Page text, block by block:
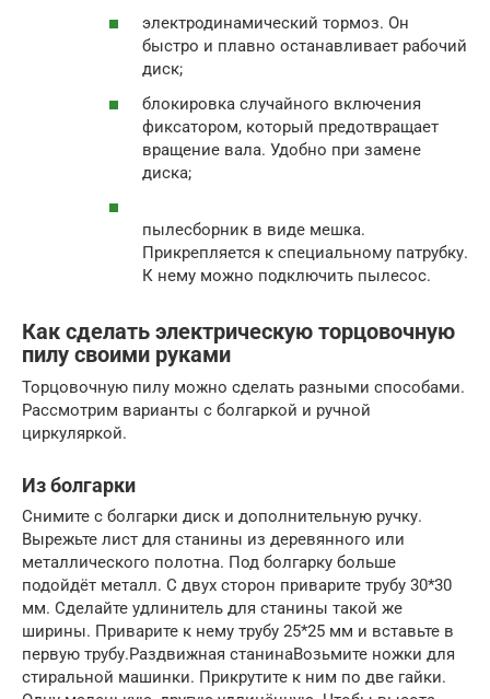
электродинамический тормоз. Он
быстро и плавно останавливает рабочий
диск;
блокировка случайного включения
фиксатором, который предотвращает
вращение вала. Удобно при замене
диска;
пылесборник в виде мешка.
Прикрепляется к специальному патрубку.
К нему можно подключить пылесос.
Как сделать электрическую торцовочную
пилу своими руками
Торцовочную пилу можно сделать разными способами.
Рассмотрим варианты с болгаркой и ручной
циркуляркой.
Из болгарки
Снимите с болгарки диск и дополнительную ручку.
Вырежьте лист для станины из деревянного или
металлического полотна. Под болгарку больше
подойдёт металл. С двух сторон приварите трубу 30*30
мм. Сделайте удлинитель для станины такой же
ширины. Приварите к нему трубу 25*25 мм и вставьте в
первую трубу.Раздвижная станинаВозьмите ножки для
стиральной машинки. Прикрутите к ним по две гайки.